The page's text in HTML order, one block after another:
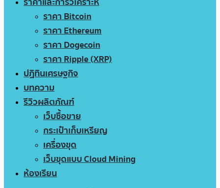
ราคา Bitcoin
ราคา Ethereum
ราคา Dogecoin
ราคา Ripple (XRP)
ปฏิทินเศรษฐกิจ
บทความ
รีวิวผลิตภัณฑ์
เว็บซื้อขาย
กระเป๋าเก็บเหรียญ
เครื่องขุด
เว็บขุดแบบ Cloud Mining
ห้องเรียน